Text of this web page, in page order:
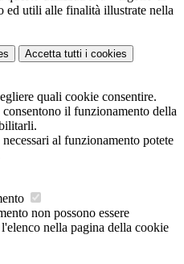
ed utili alle finalità illustrate nella
Accetta tutti i cookies
quali cookie consentire.
il funzionamento della
al funzionamento potete
non possono essere
nella pagina della cookie